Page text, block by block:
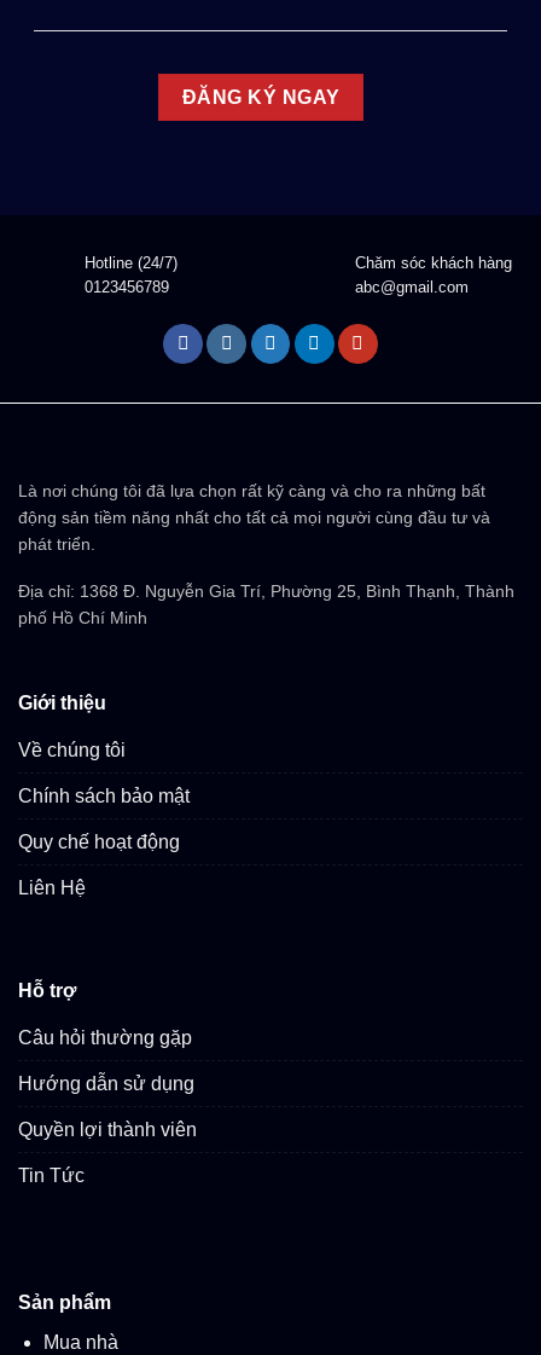
Hotline (24/7)
0123456789
Chăm sóc khách hàng
abc@gmail.com
Là nơi chúng tôi đã lựa chọn rất kỹ càng và cho ra những bất
động sản tiềm năng nhất cho tất cả mọi người cùng đầu tư và
phát triển.
Địa chỉ: 1368 Đ. Nguyễn Gia Trí, Phường 25, Bình Thạnh, Thành
phố Hồ Chí Minh
Giới thiệu
Về chúng tôi
Chính sách bảo mật
Quy chế hoạt động
Liên Hệ
Hỗ trợ
Câu hỏi thường gặp
Hướng dẫn sử dụng
Quyền lợi thành viên
Tin Tức
Sản phẩm
Mua nhà